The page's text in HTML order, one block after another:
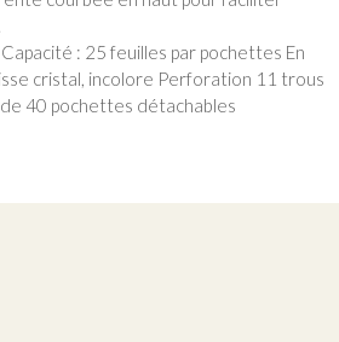
: 25 feuilles par pochettes En
cristal, incolore Perforation 11 trous
40 pochettes détachables